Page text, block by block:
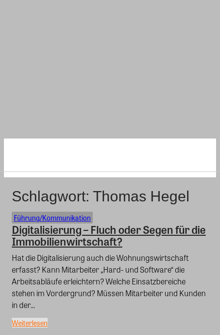
Schlagwort: Thomas Hegel
Führung/Kommunikation
Digitalisierung – Fluch oder Segen für die
Immobilienwirtschaft?
Hat die Digitalisierung auch die Wohnungswirtschaft
erfasst? Kann Mitarbeiter „Hard- und Software“ die
Arbeitsabläufe erleichtern? Welche Einsatzbereiche
stehen im Vordergrund? Müssen Mitarbeiter und Kunden
in der...
Weiterlesen